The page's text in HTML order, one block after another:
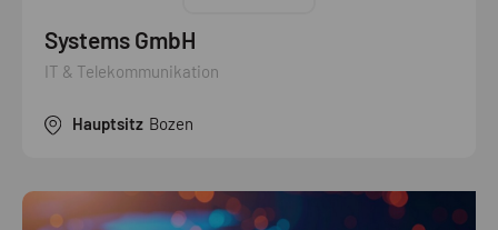
Systems GmbH
IT & Telekommunikation
Hauptsitz Bozen